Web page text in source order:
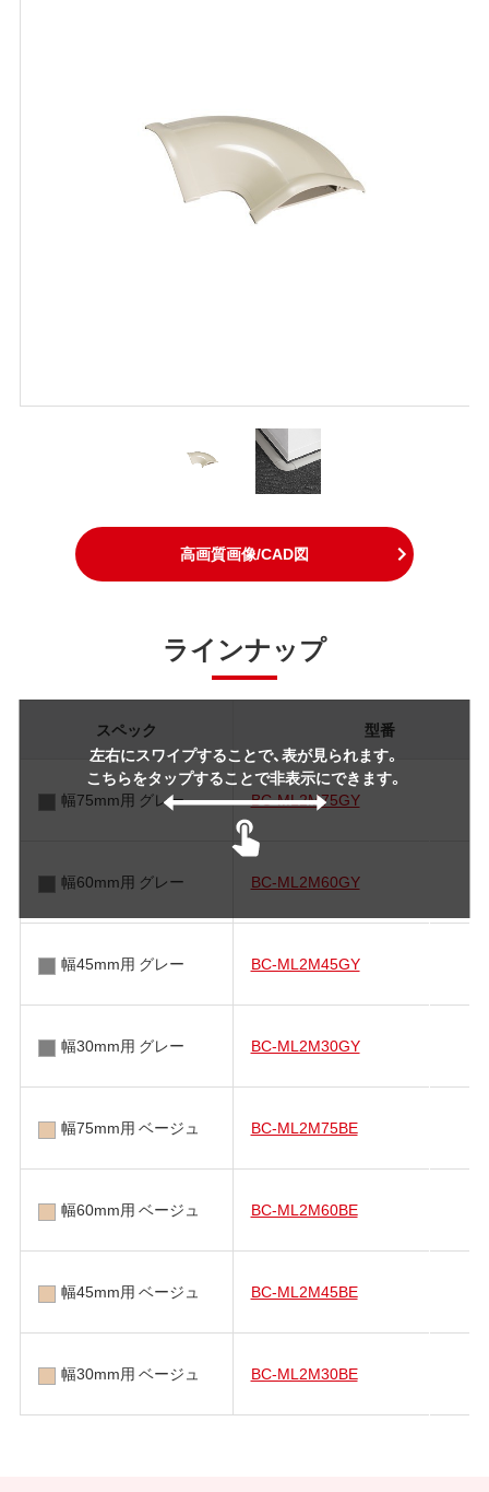
高画質画像/CAD図
ラインナップ
左右にスワイプすることで、表が見られます。
こちらをタップすることで非表示にできます。
スペック 型番
幅75mm用 グレー BC-ML2M75GY
幅60mm用 グレー BC-ML2M60GY
幅45mm用 グレー BC-ML2M45GY
幅30mm用 グレー BC-ML2M30GY
幅75mm用 ベージュ BC-ML2M75BE
幅60mm用 ベージュ BC-ML2M60BE
幅45mm用 ベージュ BC-ML2M45BE
幅30mm用 ベージュ BC-ML2M30BE